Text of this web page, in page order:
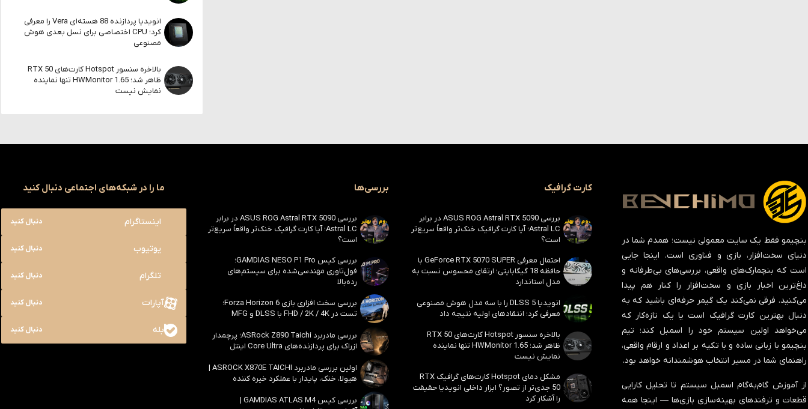
انویدیا پردازنده 88 هسته‌ای Vera را معرفی
کرد؛ CPU اختصاصی برای نسل بعدی هوش
مصنوعی
بالاخره سنسور Hotspot کارت‌های RTX 50
ظاهر شد؛ HWMonitor 1.65 تنها نماینده
نمایش نیست
بنچیمو فقط یک سایت معمولی نیست؛ همدم شما در
دنیای سخت‌افزار، بازی و فناوری است. اینجا جایی
است که بنچمارک‌های واقعی، بررسی‌های بی‌طرفانه و
داغ‌ترین اخبار بازی و سخت‌افزار را کنار هم پیدا
می‌کنید. فرقی نمی‌کند یک گیمر حرفه‌ای باشید که به
دنبال بهترین کارت گرافیک است یا یک تازه‌کار که
می‌خواهد اولین سیستم خود را اسمبل کند؛ تیم
بنچیمو با زبانی ساده و با تکیه بر اعداد و ارقام واقعی،
راهنمای شما در مسیر انتخاب هوشمندانه خواهد بود.
از آموزش گام‌به‌گام اسمبل سیستم تا تحلیل کارایی
قطعات و ترفندهای بهینه‌سازی بازی‌ها — اینجا همه
کارت گرافیک
بررسی ASUS ROG Astral RTX 5090 در برابر
Astral LC؛ آیا کارت گرافیک خنک‌تر واقعاً سریع‌تر
است؟
احتمال معرفی GeForce RTX 5070 SUPER با
حافظه 18 گیگابایتی؛ ارتقای محسوس نسبت به
مدل استاندارد
انویدیا DLSS 5 را با سه مدل هوش مصنوعی
معرفی کرد؛ انتقادهای اولیه نتیجه داد
بالاخره سنسور Hotspot کارت‌های RTX 50
ظاهر شد؛ HWMonitor 1.65 تنها نماینده
نمایش نیست
مشکل دمای Hotspot کارت‌های گرافیک RTX
50 جدی‌تر از تصور؟ ابزار داخلی انویدیا حقیقت
را آشکار کرد
بررسی‌ها
بررسی ASUS ROG Astral RTX 5090 در برابر
Astral LC؛ آیا کارت گرافیک خنک‌تر واقعاً سریع‌تر
است؟
بررسی کیس GAMDIAS NESO P1 Pro؛
فول‌تاوری مهندسی‌شده برای سیستم‌های
رده‌بالا
بررسی سخت افزاری بازی Forza Horizon 6؛
تست در FHD / 2K / 4K با DLSS و MFG
بررسی مادربرد ASRock Z890 Taichi؛ پرچمدار
ازراک برای پردازنده‌های Core Ultra اینتل
اولین بررسی مادربرد ASROCK X870E TAICHI |
هیولا، خنک، پایدار با عملکرد خیره کننده
بررسی کیس GAMDIAS ATLAS M4 |
ما را در شبکه‌های اجتماعی دنبال کنید
اینستاگرام دنبال کنید
یوتیوب دنبال کنید
تلگرام دنبال کنید
آپارات دنبال کنید
بله دنبال کنید